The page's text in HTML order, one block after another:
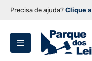
Precisa de ajuda? Clique